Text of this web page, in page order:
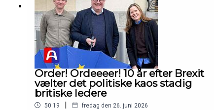
Order! Ordeeeer! 10 år efter Brexit
vælter det politiske kaos stadig
britiske ledere
50:19 | fredag den 26. juni 2026